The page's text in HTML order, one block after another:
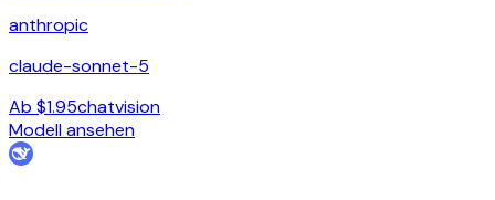
anthropic
claude-sonnet-5
Ab $1.95chatvision
Modell ansehen